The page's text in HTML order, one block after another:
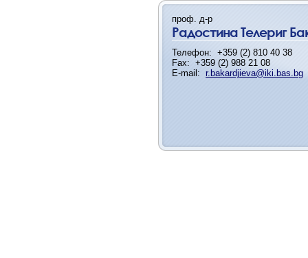
проф. д-р
Радостина Телериг
Телефон: +359 (2) 810 40 38
Fax: +359 (2) 988 21 08
E-mail: r.bakardjieva@iki.bas.bg